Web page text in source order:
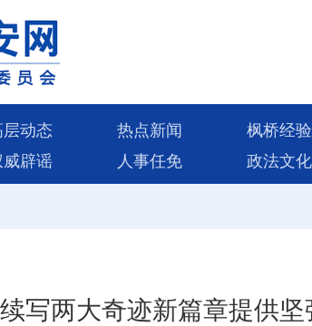
层动态 热点新闻 枫桥经验
威辟谣 人事任免 政法文化
写两大奇迹新篇章提供